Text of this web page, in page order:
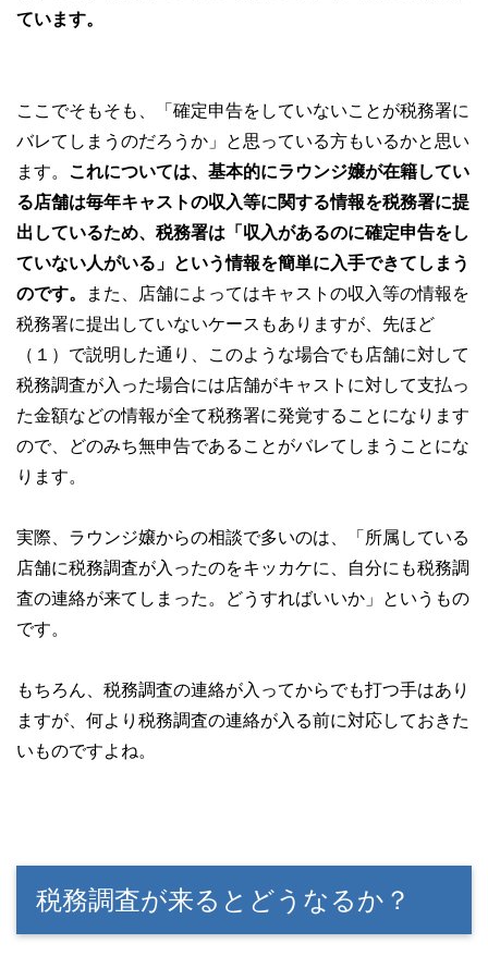
ています。
ここでそもそも、「確定申告をしていないことが税務署に
バレてしまうのだろうか」と思っている方もいるかと思い
ます。 これについては、基本的にラウンジ嬢が在籍してい
る店舗は毎年キャストの収入等に関する情報を税務署に提
出しているため、税務署は「収入があるのに確定申告をし
ていない人がいる」という情報を簡単に入手できてしまう
のです。
また、店舗によってはキャストの収入等の情報を
税務署に提出していないケースもありますが、先ほど
（１）で説明した通り、このような場合でも店舗に対して
税務調査が入った場合には店舗がキャストに対して支払っ
た金額などの情報が全て税務署に発覚することになります
ので、どのみち無申告であることがバレてしまうことにな
ります。
実際、ラウンジ嬢からの相談で多いのは、「所属している
店舗に税務調査が入ったのをキッカケに、自分にも税務調
査の連絡が来てしまった。どうすればいいか」というもの
です。
もちろん、税務調査の連絡が入ってからでも打つ手はあり
ますが、何より税務調査の連絡が入る前に対応しておきた
いものですよね。
税務調査が来るとどうなるか？